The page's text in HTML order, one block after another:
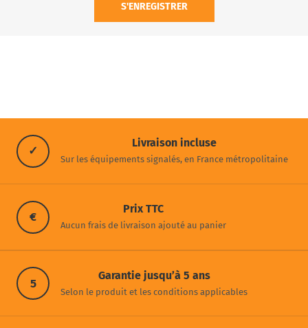
S'ENREGISTRER
✓
Livraison incluse
Sur les équipements signalés, en France métropolitaine
€
Prix TTC
Aucun frais de livraison ajouté au panier
5
Garantie jusqu’à 5 ans
Selon le produit et les conditions applicables